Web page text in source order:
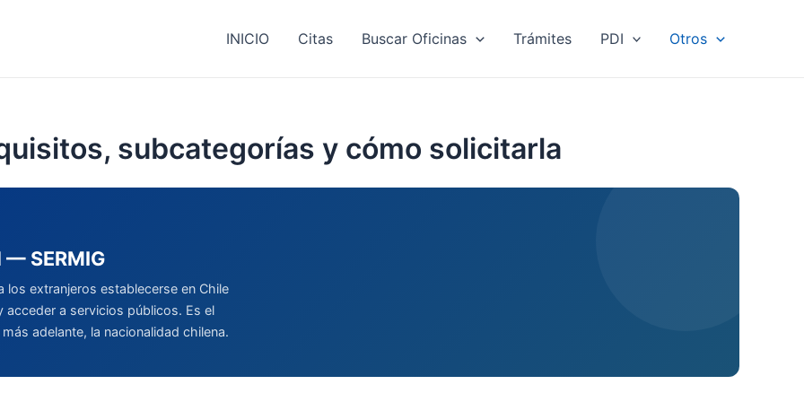
INICIO Citas Buscar Oficinas Trámites PDI Otros
subcategorías y cómo solicitarla
SERMIG
los extranjeros establecerse en Chile
a servicios públicos. Es el
adelante, la nacionalidad chilena.